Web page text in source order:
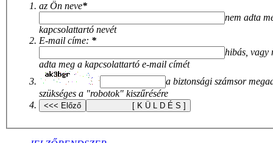
az Ön neve*
nem adta
kapcsolattartó nevét
E-mail címe: *
hibás, vagy
adta meg a kapcsolattartó e-mail címét
a biztonsági számsor
szükséges a "robotok" kiszűrésére